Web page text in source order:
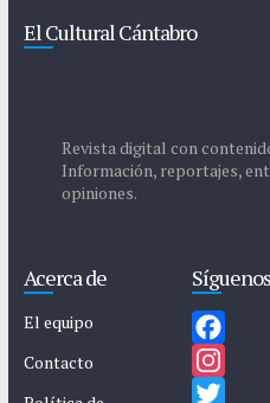
El Cultural Cántabro
Revista digital con
Información, reportajes,
opiniones.
Acerca de
El equipo
Contacto
Síguenos
F
a
I